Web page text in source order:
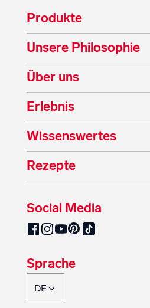
Produkte
Unsere Philosophie
Über uns
Erlebnis
Wissenswertes
Rezepte
Social Media
SalzburgMilch auf
SalzburgMilch auf
SalzburgMilch auf
SalzburgMilch
Sprache